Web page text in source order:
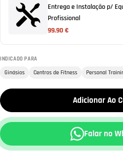
Entrega e Instalação p/
Profissional
99.90 €
INDICADO PARA
Ginásios Centros de Fitness Personal
Adicionar Ao
Falar no